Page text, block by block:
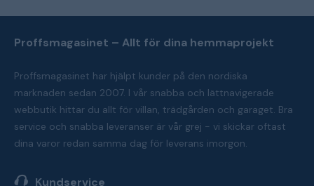
Proffsmagasinet – Allt för dina hemmaprojekt
Proffsmagasinet har hjälpt kunder på den nordiska
marknaden sedan 2007. I vår snabba och lättnavigerade
webbutik hittar du allt för villan, trädgården och garaget. Bra
service och snabba leveranser är vår grej - vi skickar oftast
dina varor redan samma dag för leverans imorgon.
Kundservice